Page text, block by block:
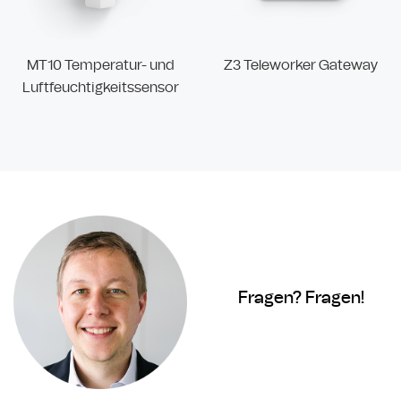
MT10 Temperatur- und
Luftfeuchtigkeitssensor
Z3 Teleworker Gateway
Fragen? Fragen!